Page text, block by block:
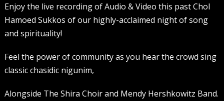
Enjoy the live recording of Audio & Video this past Chol
Hamoed Sukkos of our highly-acclaimed night of song
and spirituality!
Feel the power of community as you hear the crowd sing
classic chasidic nigunim,
Alongside The Shira Choir and Mendy Hershkowitz Band.